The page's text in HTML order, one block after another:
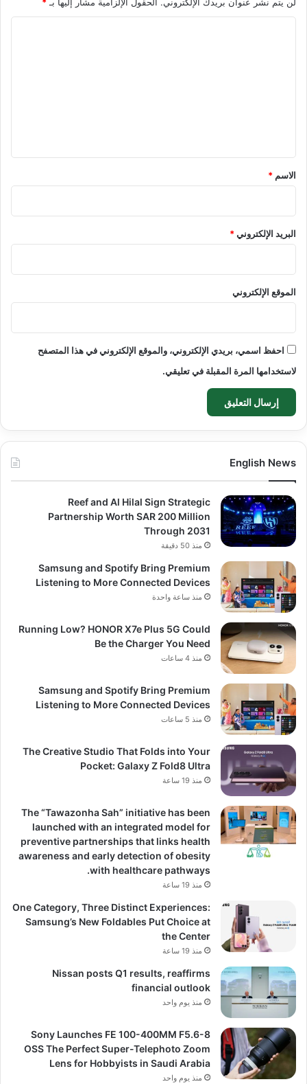
لن يتم نشر عنوان بريدك الإلكتروني. الحقول الإلزامية مشار إليها بـ*
*
الاسم *
البريد الإلكتروني*
الموقع الإلكتروني
احفظ اسمي، بريدي الإلكتروني، والموقع الإلكتروني في هذا المتصفح
لاستخدامها المرة المقبلة في تعليقي.
English News
Reef and Al Hilal Sign Strategic
Partnership Worth SAR 200 Million
Through 2031
منذ 50 دقيقة
Samsung and Spotify Bring Premium
Listening to More Connected Devices
منذ ساعة واحدة
Running Low? HONOR X7e Plus 5G Could
Be the Charger You Need
منذ 4 ساعات
Samsung and Spotify Bring Premium
Listening to More Connected Devices
منذ 5 ساعات
The Creative Studio That Folds into Your
Pocket: Galaxy Z Fold8 Ultra
منذ 19 ساعة
The “Tawazonha Sah” initiative has been
launched with an integrated model for
preventive partnerships that links health
awareness and early detection of obesity
with healthcare pathways.
منذ 19 ساعة
One Category, Three Distinct Experiences:
Samsung’s New Foldables Put Choice at
the Center
منذ 19 ساعة
Nissan posts Q1 results, reaffirms
financial outlook
منذ يوم واحد
Sony Launches FE 100-400MM F5.6-8
OSS The Perfect Super-Telephoto Zoom
Lens for Hobbyists in Saudi Arabia
منذ يوم واحد